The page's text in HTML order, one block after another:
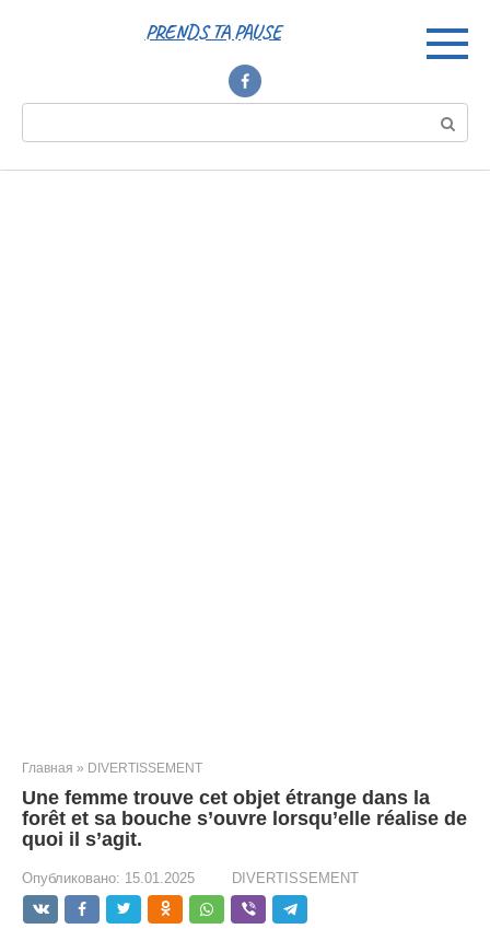
PRENDS TA PAUSE
Главная » DIVERTISSEMENT
Une femme trouve cet objet étrange dans la
forêt et sa bouche s’ouvre lorsqu’elle réalise de
quoi il s’agit.
Опубликовано: 15.01.2025 DIVERTISSEMENT